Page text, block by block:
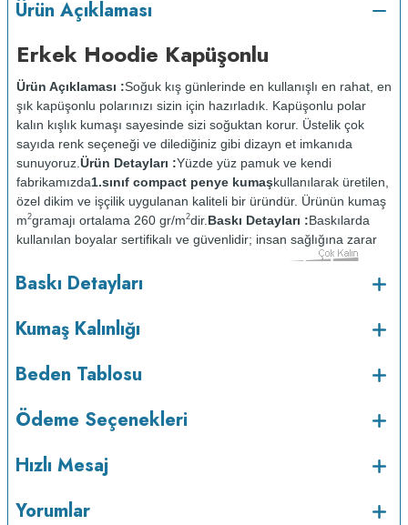
Ürün Açıklaması
Erkek Hoodie Kapüşonlu
Ürün Açıklaması :Soğuk kış günlerinde en kullanışlı en rahat, en
şık kapüşonlu polarınızı sizin için hazırladık. Kapüşonlu polar
kalın kışlık kumaşı sayesinde sizi soğuktan korur. Üstelik çok
sayıda renk seçeneği ve dilediğiniz gibi dizayn et imkanıda
sunuyoruz. Ürün Detayları :Yüzde yüz pamuk ve kendi
fabrikamızda1.sınıf compact penye kumaşkullanılarak üretilen,
özel dikim ve işçilik uygulanan kaliteli bir üründür. Ürünün kumaş
m2gramajı ortalama 260 gr/m2dir. Baskı Detayları :Baskılarda
kullanılan boyalar sertifikalı ve güvenlidir; insan sağlığına zarar
vermez.
Kumaş Kalınlığı :
Bakım : Kısa programda maksimum 30
kurutulmaz.Orta ısıda ve tersten ütülenir.
Baskı Detayları
Kumaş Kalınlığı
Beden Tablosu
Ödeme Seçenekleri
Hızlı Mesaj
Yorumlar